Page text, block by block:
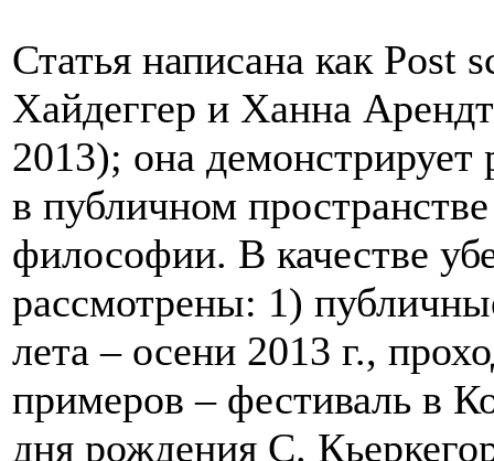
Статья написана как Post s
Хайдеггер и Ханна
2013); она
в публичном
философии. В качестве
рассмотрены: 1)
лета – осени 2013 г.,
примеров – фестиваль в
дня рождения С.